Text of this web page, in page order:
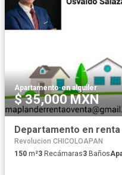
Apartamento·en alquiler
$ 35,000 MXN
Departamento en renta
Revolucion CHICOLOAPAN
150 m²3 Recámaras3 Baños